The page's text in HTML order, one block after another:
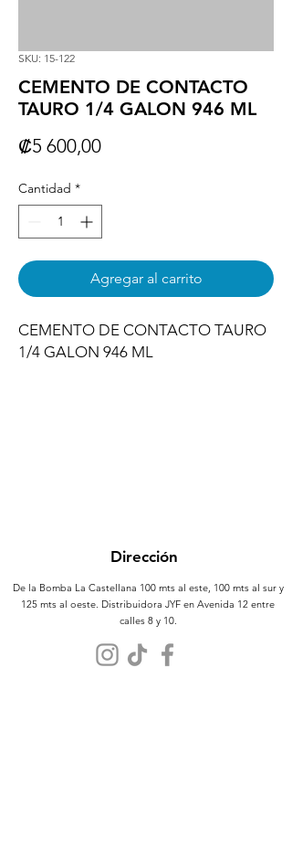
SKU: 15-122
CEMENTO DE CONTACTO
TAURO 1/4 GALON 946 ML
₡5 600,00Precio
Cantidad *
Agregar al carrito
CEMENTO DE CONTACTO TAURO
1/4 GALON 946 ML
Dirección
De la Bomba La Castellana 100 mts al este, 100 mts al sur y
125 mts al oeste. Distribuidora JYF en Avenida 12 entre
calles 8 y 10.